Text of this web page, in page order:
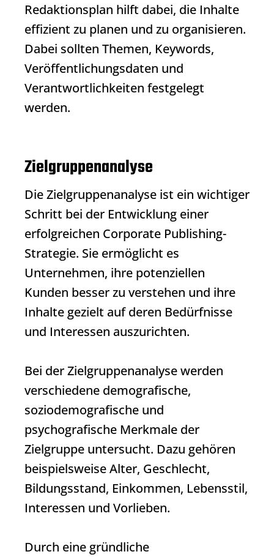
Redaktionsplan hilft dabei, die Inhalte
effizient zu planen und zu organisieren.
Dabei sollten Themen, Keywords,
Veröffentlichungsdaten und
Verantwortlichkeiten festgelegt
werden.
Zielgruppenanalyse
Die Zielgruppenanalyse ist ein wichtiger
Schritt bei der Entwicklung einer
erfolgreichen Corporate Publishing-
Strategie. Sie ermöglicht es
Unternehmen, ihre potenziellen
Kunden besser zu verstehen und ihre
Inhalte gezielt auf deren Bedürfnisse
und Interessen auszurichten.
Bei der Zielgruppenanalyse werden
verschiedene demografische,
soziodemografische und
psychografische Merkmale der
Zielgruppe untersucht. Dazu gehören
beispielsweise Alter, Geschlecht,
Bildungsstand, Einkommen, Lebensstil,
Interessen und Vorlieben.
Durch eine gründliche